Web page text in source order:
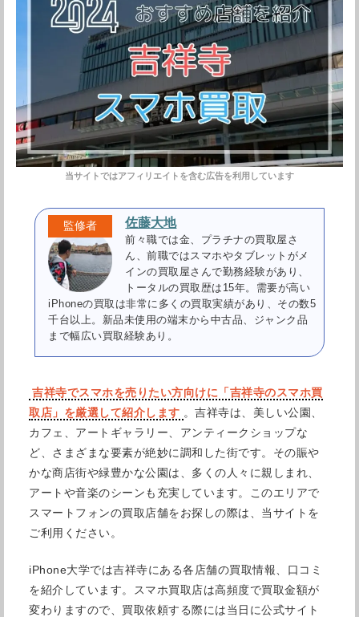
佐藤大地
前々職では金、プラチナの買取屋さ
ん、前職ではスマホやタブレットがメ
インの買取屋さんで勤務経験があり、
トータルの買取歴は15年。需要が高い
iPhoneの買取は非常に多くの買取実績があり、その数5
千台以上。新品未使用の端末から中古品、ジャンク品
まで幅広い買取経験あり。
吉祥寺でスマホを売りたい方向けに「吉祥寺のスマホ買
取店」を厳選して紹介します 。吉祥寺は、美しい公園、
カフェ、アートギャラリー、アンティークショップな
ど、さまざまな要素が絶妙に調和した街です。その賑や
かな商店街や緑豊かな公園は、多くの人々に親しまれ、
アートや音楽のシーンも充実しています。このエリアで
スマートフォンの買取店舗をお探しの際は、当サイトを
ご利用ください。
iPhone大学では吉祥寺にある各店舗の買取情報、口コミ
を紹介しています。スマホ買取店は高頻度で買取金額が
変わりますので、買取依頼する際には当日に公式サイト